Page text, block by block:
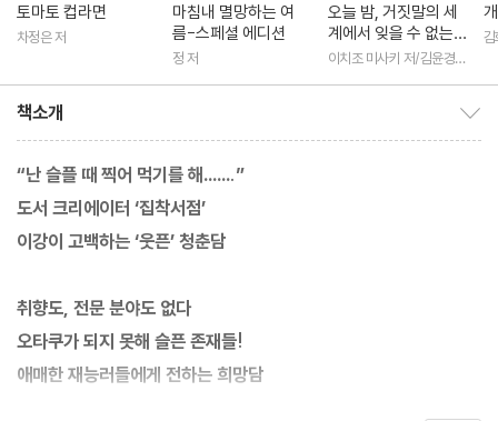
토마토 컵라면
차정은 저
마침내 멸망하는 여
름-스페셜 에디션
정 저
오늘 밤, 거짓말의 세
계에서 잊을 수 없는
사랑을
이치조 미사키 저/김윤경
김
책소개
“난 슬플 때 찍어 먹기를 해…….”
도서 크리에이터 ‘집착서점’
이강이 고백하는 ‘웃픈’ 청춘담
취향도, 전문 분야도 없다
오타쿠가 되지 못해 슬픈 존재들!
애매한 재능러들에게 전하는 희망담